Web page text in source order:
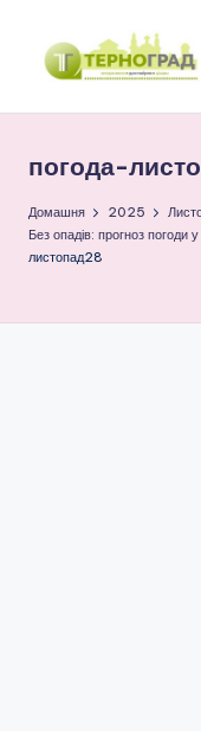
Перейти
р
н
о
погода-
Домашня 2025
Без опадів: прогноз погоди
листопад28